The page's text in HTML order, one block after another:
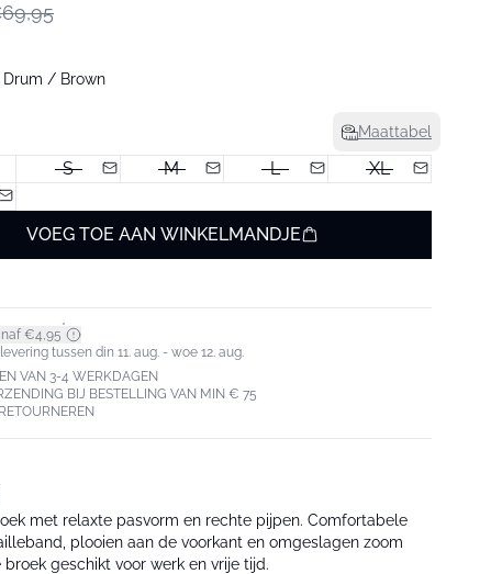
Drum / Brown
Maattabel
S M L
XL
VOEG TOE AAN WINKELMANDJE
€4,95*
tussen din 11. aug. - woe 12. aug.
VAN 3-4 WERKDAGEN
BIJ BESTELLING VAN MIN € 75
met relaxte pasvorm en rechte pijpen. Comfortabele
plooien aan de voorkant en omgeslagen zoom
broek geschikt voor werk en vrije tijd.